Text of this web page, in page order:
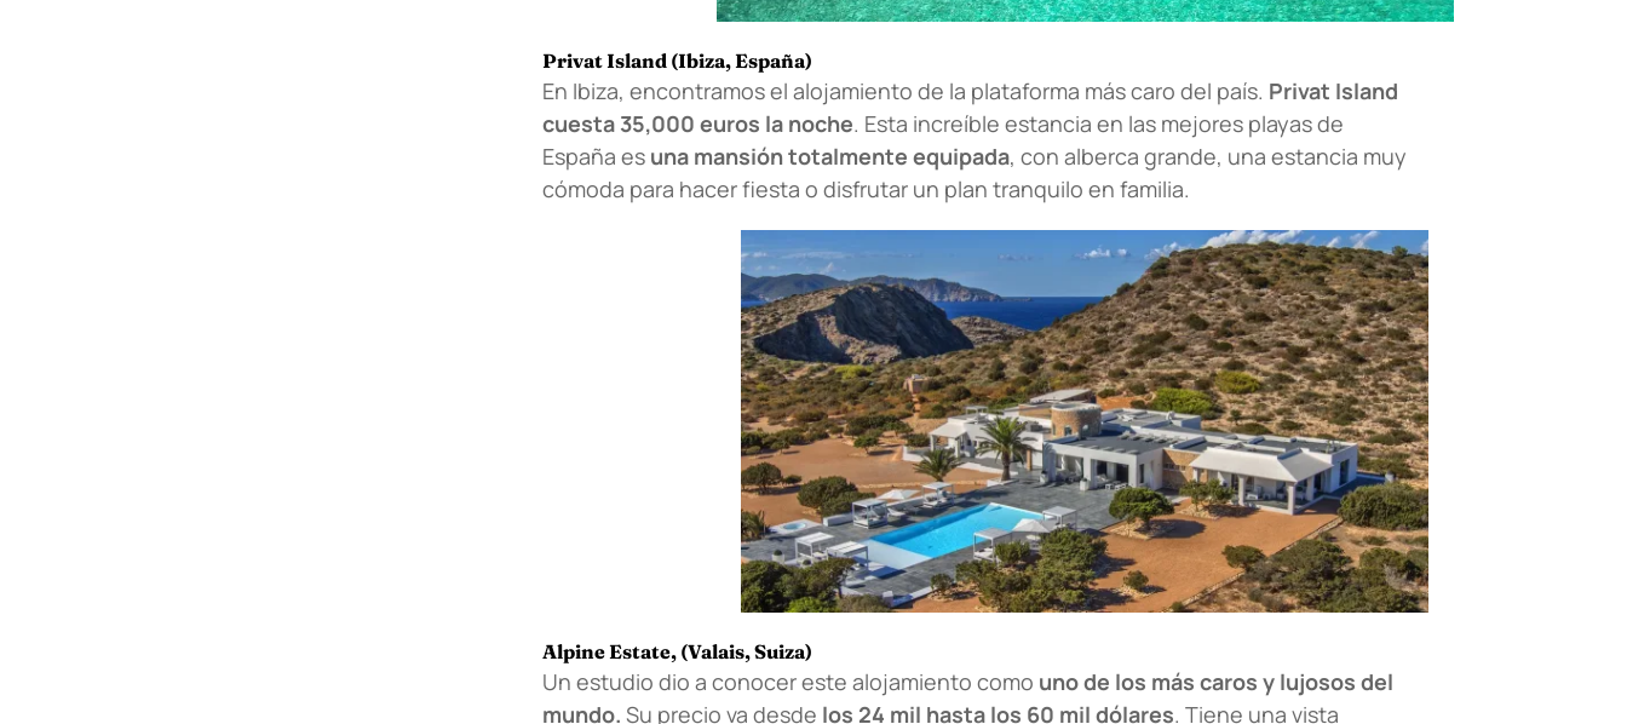
Privat Island (Ibiza, España)
En Ibiza, encontramos el alojamiento de la plataforma más caro del país. Privat Island
cuesta 35,000 euros la noche. Esta increíble estancia en las mejores playas de
España es una mansión totalmente equipada, con alberca grande, una estancia muy
cómoda para hacer fiesta o disfrutar un plan tranquilo en familia.
Alpine Estate, (Valais, Suiza)
Un estudio dio a conocer este alojamiento como uno de los más caros y lujosos del
mundo. Su precio va desde los 24 mil hasta los 60 mil dólares. Tiene una vista